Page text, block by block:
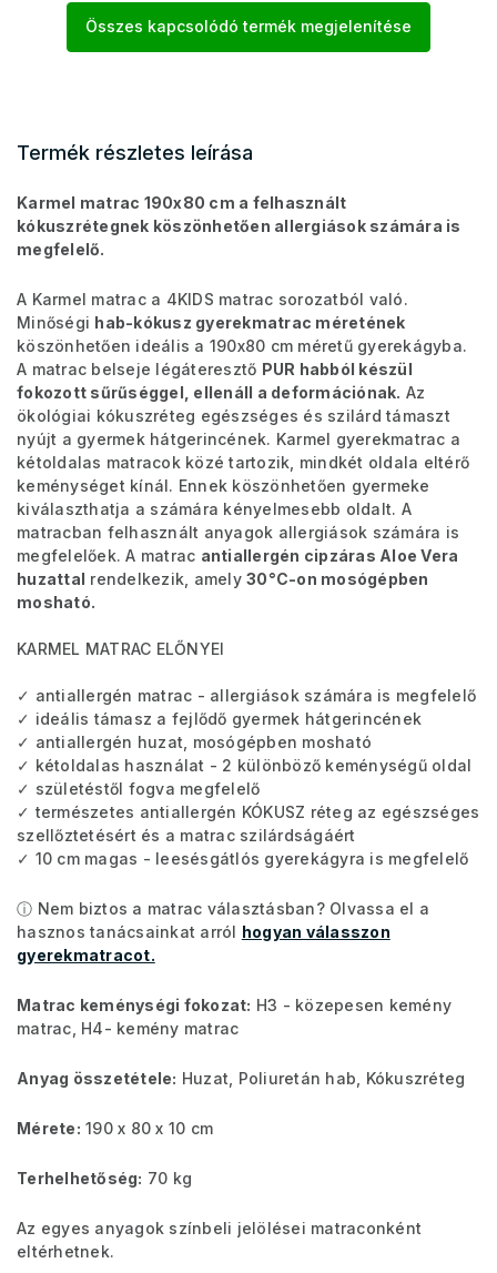
Összes kapcsolódó termék megjelenítése
Termék részletes leírása
Karmel matrac 190x80 cm a felhasznált
kókuszrétegnek köszönhetően allergiások számára is
megfelelő.
A Karmel matrac a 4KIDS matrac sorozatból való.
Minőségi hab-kókusz gyerekmatrac méretének
köszönhetően ideális a 190x80 cm méretű gyerekágyba.
A matrac belseje légáteresztő PUR habból készül
fokozott sűrűséggel, ellenáll a deformációnak. Az
ökológiai kókuszréteg egészséges és szilárd támaszt
nyújt a gyermek hátgerincének. Karmel gyerekmatrac a
kétoldalas matracok közé tartozik, mindkét oldala eltérő
keménységet kínál. Ennek köszönhetően gyermeke
kiválaszthatja a számára kényelmesebb oldalt. A
matracban felhasznált anyagok allergiások számára is
megfelelőek. A matrac antiallergén cipzáras Aloe Vera
huzattal rendelkezik, amely 30°C-on mosógépben
mosható.
KARMEL MATRAC ELŐNYEI
✓ antiallergén matrac - allergiások számára is megfelelő
✓ ideális támasz a fejlődő gyermek hátgerincének
✓ antiallergén huzat, mosógépben mosható
✓ kétoldalas használat - 2 különböző keménységű oldal
✓ születéstől fogva megfelelő
✓ természetes antiallergén KÓKUSZ réteg az egészséges
szellőztetésért és a matrac szilárdságáért
✓ 10 cm magas - leesésgátlós gyerekágyra is megfelelő
ⓘ Nem biztos a matrac választásban? Olvassa el a
hasznos tanácsainkat arról hogyan válasszon
gyerekmatracot.
Matrac keménységi fokozat: H3 - közepesen kemény
matrac, H4- kemény matrac
Anyag összetétele: Huzat, Poliuretán hab, Kókuszréteg
Mérete: 190 x 80 x 10 cm
Terhelhetőség: 70 kg
Az egyes anyagok színbeli jelölései matraconként
eltérhetnek.